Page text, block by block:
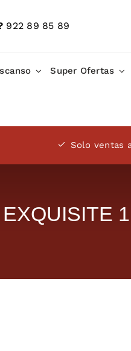
922 89 85 89
Super Ofertas
Solo ventas